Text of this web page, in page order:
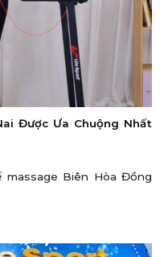
Được Ưa Chuộng Nhất
Biên Hòa Đồng